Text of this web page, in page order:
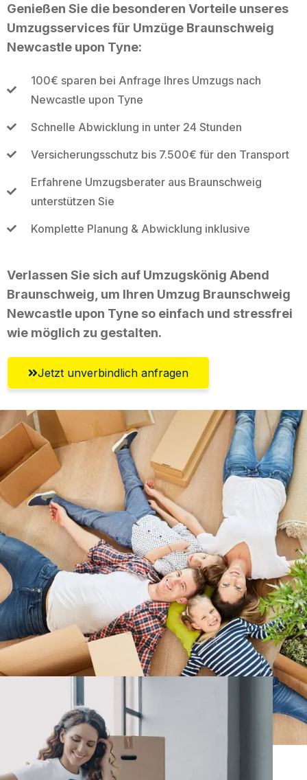
Genießen Sie die besonderen Vorteile unseres
Umzugsservices für Umzüge Braunschweig
Newcastle upon Tyne:
100€ sparen bei Anfrage Ihres Umzugs nach
Newcastle upon Tyne
Schnelle Abwicklung in unter 24 Stunden
Versicherungsschutz bis 7.500€ für den Transport
Erfahrene Umzugsberater aus Braunschweig
unterstützen Sie
Komplette Planung & Abwicklung inklusive
Verlassen Sie sich auf Umzugskönig Abend
Braunschweig, um Ihren Umzug Braunschweig
Newcastle upon Tyne so einfach und stressfrei
wie möglich zu gestalten.
Jetzt unverbindlich anfragen